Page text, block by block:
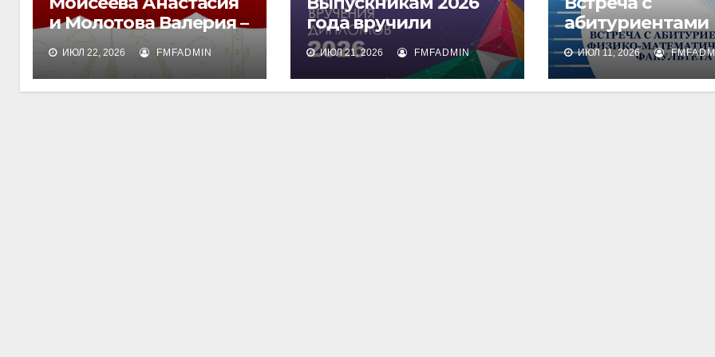
и Молотова Валерия –
лауреаты
международного
конкурса талантов
ИЮЛ 22, 2026 FMFADMIN
года вручили
дипломы о высшем
образовании
ИЮЛ 21, 2026 FMFADMIN
абитуриентами
физико-
факультета и их
ИЮЛ 11, 2026